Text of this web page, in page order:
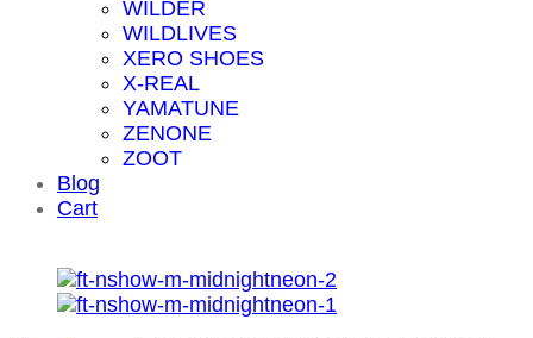
WILDER
WILDLIVES
XERO SHOES
X-REAL
YAMATUNE
ZENONE
ZOOT
Blog
Cart